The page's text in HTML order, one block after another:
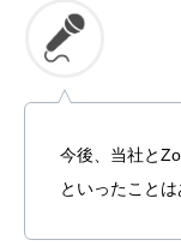
今後、当社と
といったこと